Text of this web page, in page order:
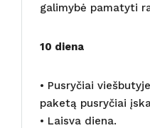
galimybė pamatyti
10 diena
• Pusryčiai
paketą pusryčiai
• Laisva diena.